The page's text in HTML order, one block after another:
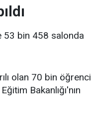
53 bin 458 salonda
olan 70 bin öğrenci
Bakanlığı'nın